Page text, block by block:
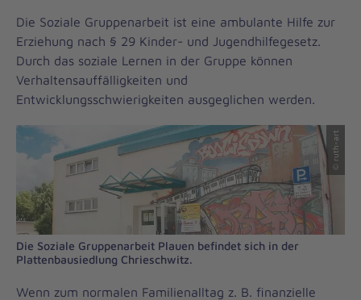
Die Soziale Gruppenarbeit ist eine ambulante Hilfe zur
Erziehung nach § 29 Kinder- und Jugendhilfegesetz.
Durch das soziale Lernen in der Gruppe können
Verhaltensauffälligkeiten und
Entwicklungsschwierigkeiten ausgeglichen werden.
© ruth-art
Die Soziale Gruppenarbeit Plauen befindet sich in der
Plattenbausiedlung Chrieschwitz.
Wenn zum normalen Familienalltag z. B. finanzielle